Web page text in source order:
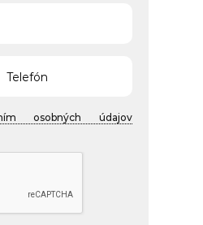
osobných údajov